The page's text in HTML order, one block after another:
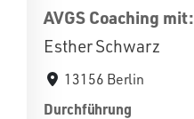
AVGS Coaching mit:
Esther Schwarz
13156 Berlin
Durchführung